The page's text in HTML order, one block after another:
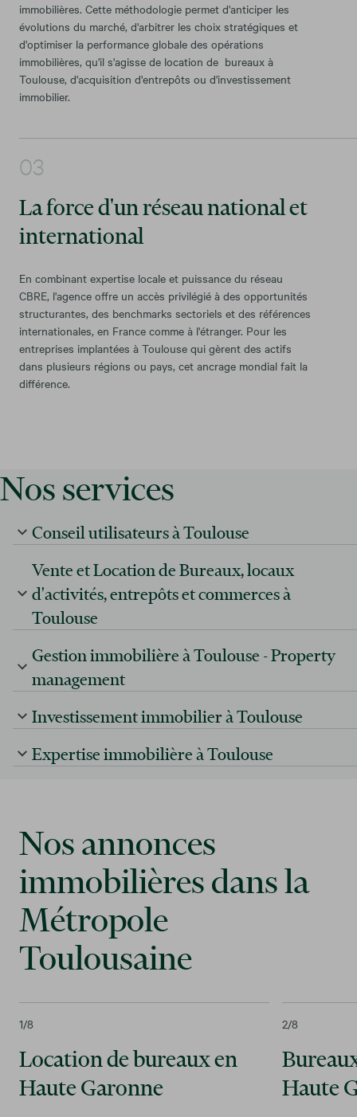
immobilières. Cette méthodologie permet d'anticiper les
évolutions du marché, d'arbitrer les choix stratégiques et
d'optimiser la performance globale des opérations
immobilières, qu'il s'agisse de location de bureaux à
Toulouse, d'acquisition d'entrepôts ou d'investissement
immobilier.
La force d'un réseau national et
international
En combinant expertise locale et puissance du réseau
CBRE, l'agence offre un accès privilégié à des opportunités
structurantes, des benchmarks sectoriels et des références
internationales, en France comme à l'étranger. Pour les
entreprises implantées à Toulouse qui gèrent des actifs
dans plusieurs régions ou pays, cet ancrage mondial fait la
différence.
Nos services
Conseil utilisateurs à Toulouse
Vente et Location de Bureaux, locaux
d'activités, entrepôts et commerces à
Toulouse
Gestion immobilière à Toulouse - Property
management
Investissement immobilier à Toulouse
Expertise immobilière à Toulouse
Nos annonces
immobilières dans la
Métropole
Toulousaine
1/8
Location de bureaux en
Haute Garonne
2/8
Haute